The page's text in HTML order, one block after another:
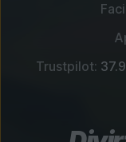
Trustpilot: